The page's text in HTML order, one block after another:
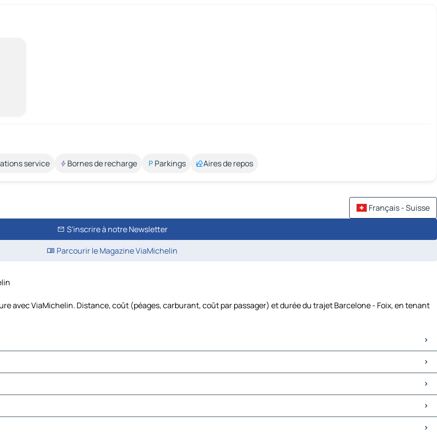
service Bornes de recharge Parkings Aires de repos
Français - Suisse
S'inscrire à notre Newsletter
Parcourir le Magazine ViaMichelin
avec ViaMichelin. Distance, coût (péages, carburant, coût par passager) et durée du trajet Barcelone - Foix, en tenant